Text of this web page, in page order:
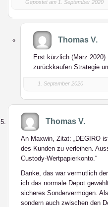
Gepostet am 1. September 2020
Thomas V.
Erst kürzlich (März
zurückkaufen Strategie
1. September 2020
Thomas V.
An Maxwin, Zitat: „DEGIRO
des Kunden zu verleihen.
Custody-Wertpapierkonto.“
Danke, das war vermutlich
ich das normale Depot
sicheres Sondervermögen.
sondern auch zwischen den